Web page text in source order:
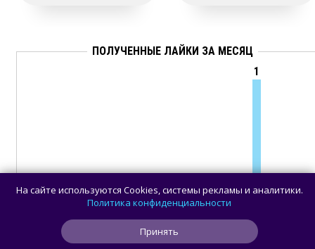
ПОЛУЧЕННЫЕ ЛАЙКИ ЗА МЕСЯЦ
1
09 11 13 15 17 19 21 23 25 27 29 31 02 04 06
На сайте используются Cookies, системы рекламы и аналитики.
Политика конфиденциальности
Принять